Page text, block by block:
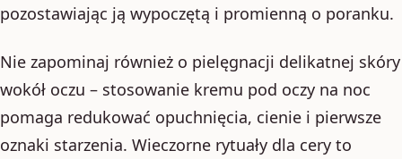
pozostawiając ją wypoczętą i promienną o poranku.
Nie zapominaj również o pielęgnacji delikatnej skóry
wokół oczu – stosowanie kremu pod oczy na noc
pomaga redukować opuchnięcia, cienie i pierwsze
oznaki starzenia. Wieczorne rytuały dla cery to